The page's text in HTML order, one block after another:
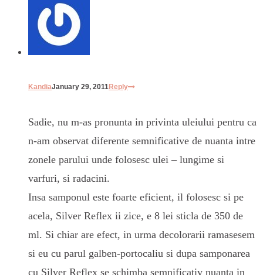
KandiaJanuary 29, 2011Reply
Sadie, nu m-as pronunta in privinta uleiului pentru ca
n-am observat diferente semnificative de nuanta intre
zonele parului unde folosesc ulei – lungime si
varfuri, si radacini.
Insa samponul este foarte eficient, il folosesc si pe
acela, Silver Reflex ii zice, e 8 lei sticla de 350 de
ml. Si chiar are efect, in urma decolorarii ramasesem
si eu cu parul galben-portocaliu si dupa samponarea
cu Silver Reflex se schimba semnificativ nuanta in